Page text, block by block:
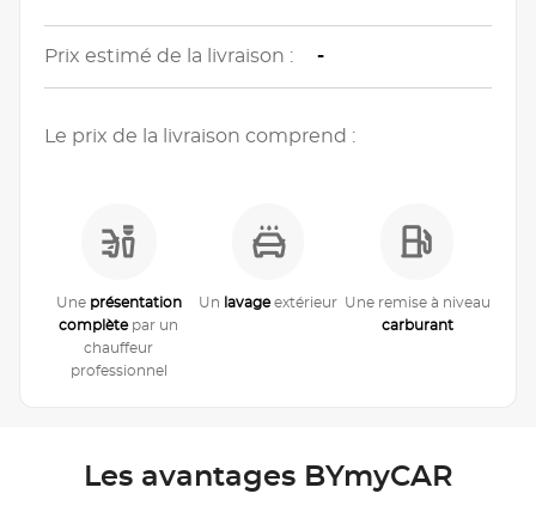
Prix estimé de la livraison : -
Le prix de la livraison comprend :
Une présentation
complètepar un
chauffeur
professionnel
Un lavageextérieur Une remise à niveau
carburant
Les avantages BYmyCAR